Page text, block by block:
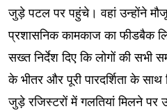
जुड़े पटल पर पहुंचे। वहां उन्होंने
प्रशासनिक कामकाज का फीडबैक
सख्त निर्देश दिए कि लोगों की
के भीतर और पूरी पारदर्शिता के
जुड़े रजिस्टरों में गलतियां मिलने पर